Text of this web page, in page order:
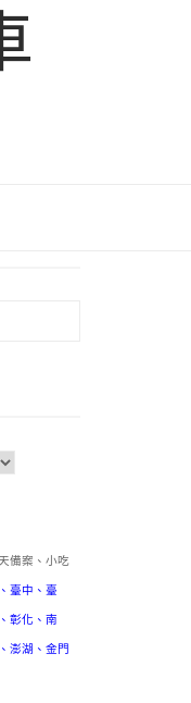
備案、小吃
、 臺中 、 臺
、 彰化 、 南
、 澎湖 、 金門